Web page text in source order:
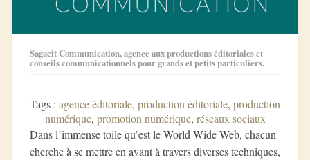
Sagacit Communication, agence aux productions éditoriales et
conseils communicationnels pour grands et petits particuliers.
Tags : agence éditoriale, production éditoriale, production
numérique, promotion numérique, réseaux sociaux
Dans l’immense toile qu’est le World Wide Web, chacun
cherche à se mettre en avant à travers diverses techniques,